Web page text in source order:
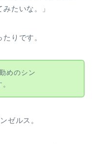
たいな。」
りです。
めのシン
ゼルス。